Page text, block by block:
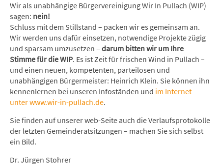
Wir als unabhängige Bürgervereinigung Wir In Pullach (WIP)
sagen: nein!
Schluss mit dem Stillstand – packen wir es gemeinsam an.
Wir werden uns dafür einsetzen, notwendige Projekte zügig
und sparsam umzusetzen – darum bitten wir um Ihre
Stimme für die WIP. Es ist Zeit für frischen Wind in Pullach –
und einen neuen, kompetenten, parteilosen und
unabhängigen Bürgermeister: Heinrich Klein. Sie können ihn
kennenlernen bei unseren Infoständen und im Internet
unter www.wir-in-pullach.de.
Sie finden auf unserer web-Seite auch die Verlaufsprotokolle
der letzten Gemeinderatsitzungen – machen Sie sich selbst
ein Bild.
Dr. Jürgen Stohrer